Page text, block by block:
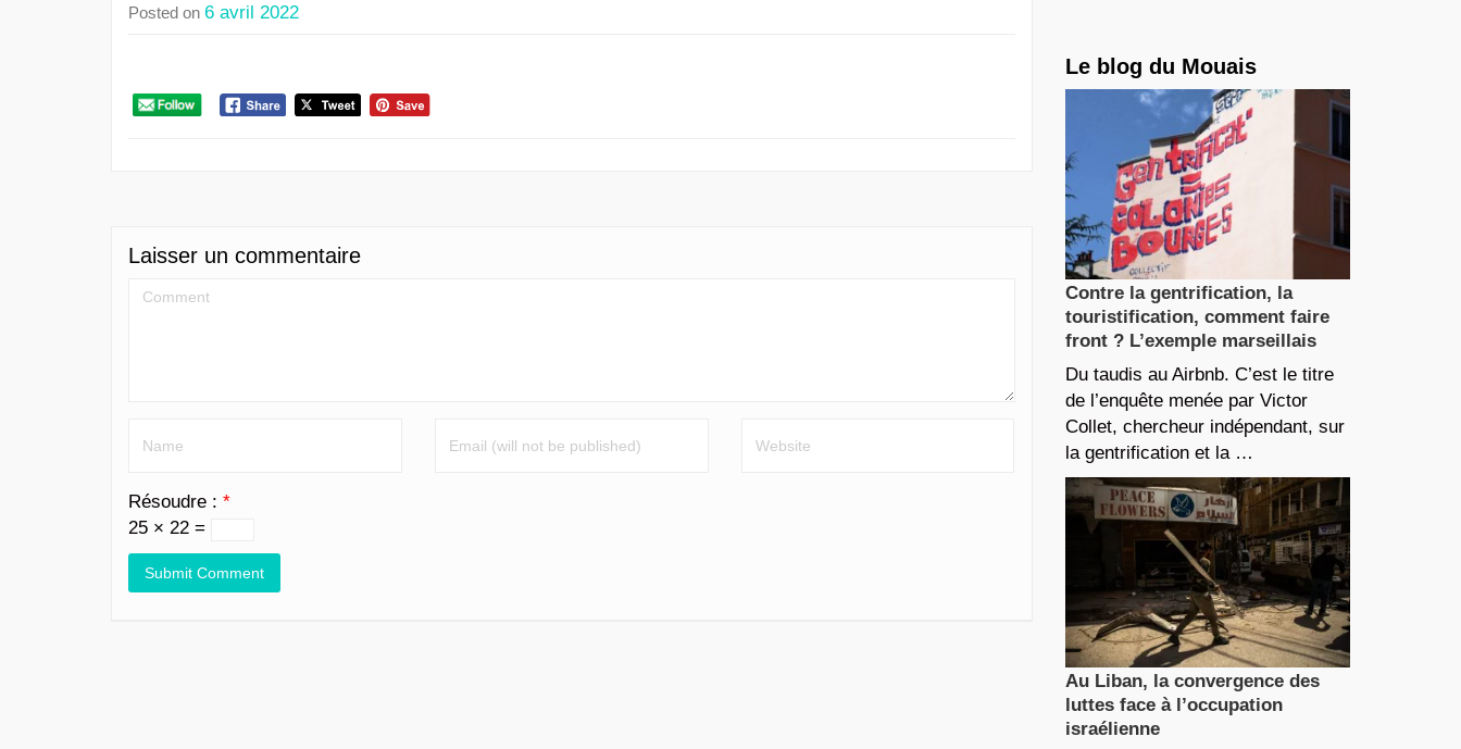
Posted on 6 avril 2022
Laisser un commentaire
Résoudre : *
25 × 22 =
Le blog du Mouais
Contre la gentrification, la
touristification, comment faire
front ? L’exemple marseillais
Du taudis au Airbnb. C’est le titre
de l’enquête menée par Victor
Collet, chercheur indépendant, sur
la gentrification et la …
Au Liban, la convergence des
luttes face à l’occupation
israélienne